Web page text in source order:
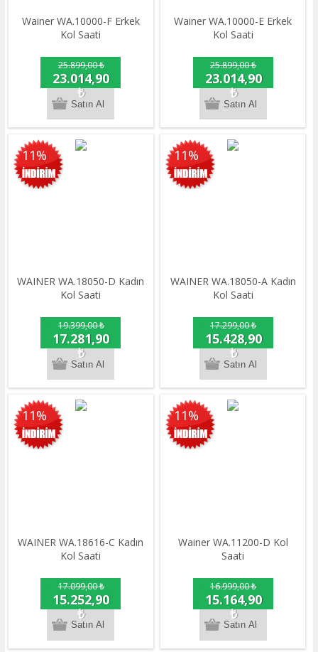
Wainer WA.10000-F Erkek
Kol Saati
25.899,00 ₺
23.014,90
₺
Wainer WA.10000-E Erkek
Kol Saati
25.899,00 ₺
23.014,90
₺
11%
WAINER WA.18050-D Kadın
Kol Saati
19.399,00 ₺
17.281,90
₺
11%
WAINER WA.18050-A Kadın
Kol Saati
17.299,00 ₺
15.428,90
₺
11%
WAINER WA.18616-C Kadın
Kol Saati
17.099,00 ₺
15.252,90
₺
11%
Wainer WA.11200-D Kol
Saati
16.999,00 ₺
15.164,90
₺